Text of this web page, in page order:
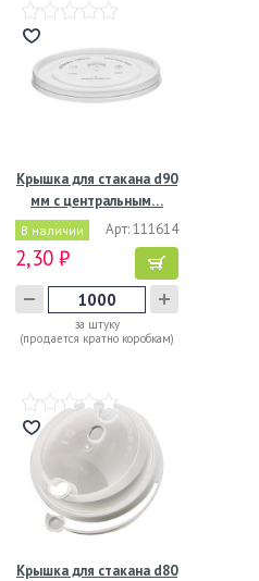
Крышка для стакана d90
мм с центральным…
В наличии Арт: 111614
2,30 ₽
за штуку
(продается кратно коробкам)
Крышка для стакана d80